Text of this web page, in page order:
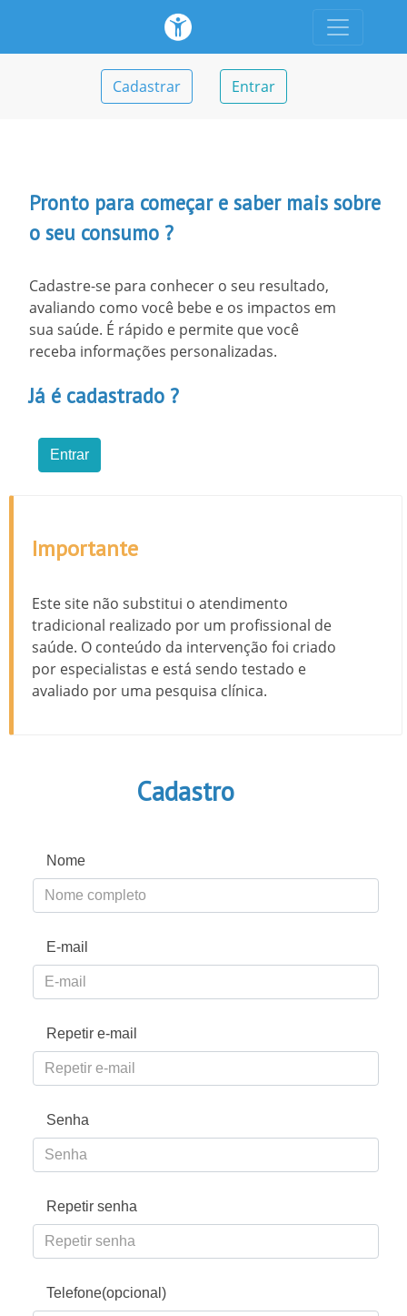
Cadastrar Entrar
Pronto para começar e saber mais sobre
o seu consumo ?
Cadastre-se para conhecer o seu resultado,
avaliando como você bebe e os impactos em
sua saúde. É rápido e permite que você
receba informações personalizadas.
Já é cadastrado ?
Importante
Este site não substitui o atendimento
tradicional realizado por um profissional de
saúde. O conteúdo da intervenção foi criado
por especialistas e está sendo testado e
avaliado por uma pesquisa clínica.
Cadastro
Nome
E-mail
Repetir e-mail
Senha
Repetir senha
Telefone(opcional)